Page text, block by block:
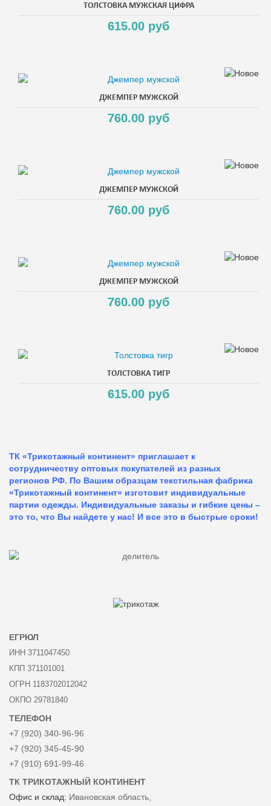
ТОЛСТОВКА МУЖСКАЯ ЦИФРА
615.00 руб
ДЖЕМПЕР МУЖСКОЙ
760.00 руб
ДЖЕМПЕР МУЖСКОЙ
760.00 руб
ДЖЕМПЕР МУЖСКОЙ
760.00 руб
ТОЛСТОВКА ТИГР
615.00 руб
ТК «Трикотажный континент» приглашает к
сотрудничеству оптовых покупателей из разных
регионов РФ. По Вашим образцам текстильная фабрика
«Трикотажный континент» изготовит индивидуальные
партии одежды. Индивидуальные заказы и гибкие цены –
это то, что Вы найдете у нас! И все это в быстрые сроки!
ЕГРЮЛ
ИНН 3711047450
КПП 371101001
ОГРН 1183702012042
ОКПО 29781840
ТЕЛЕФОН
+7 (920) 340-96-96
+7 (920) 345-45-90
+7 (910) 691-99-46
ТК ТРИКОТАЖНЫЙ КОНТИНЕНТ
Офис и склад: Ивановская область,